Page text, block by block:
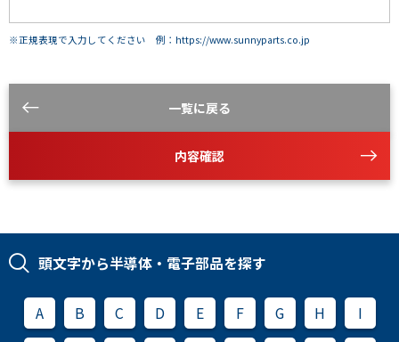
※正規表現で入力してください 例：https://www.sunnyparts.co.jp
一覧に戻る
内容確認
頭文字から半導体・電子部品を探す
A B C D E F G H I